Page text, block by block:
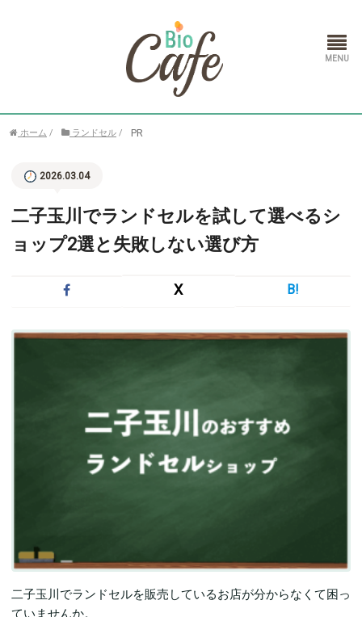
ホーム / ランドセル / PR
2026.03.04
二子玉川でランドセルを試して選べるシ
ョップ2選と失敗しない選び方
X B!
二子玉川でランドセルを販売しているお店が分からなくて困っ
ていませんか。